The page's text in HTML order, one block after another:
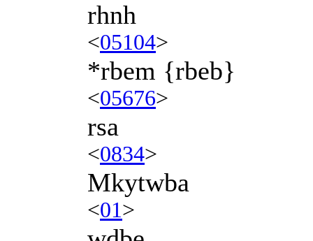
rhnh
<05104>
*rbem {rbeb}
<05676>
rsa
<0834>
Mkytwba
<01>